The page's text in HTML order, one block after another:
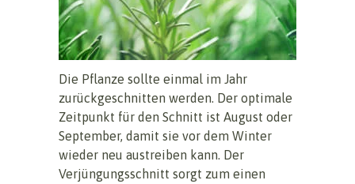
Die Pflanze sollte einmal im Jahr
zurückgeschnitten werden. Der optimale
Zeitpunkt für den Schnitt ist August oder
September, damit sie vor dem Winter
wieder neu austreiben kann. Der
Verjüngungsschnitt sorgt zum einen